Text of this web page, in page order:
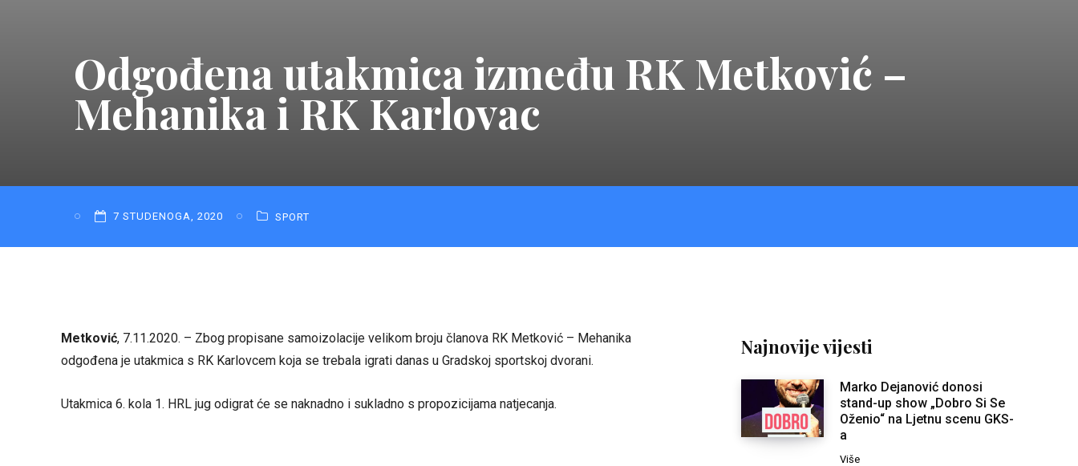
Odgođena utakmica između RK Metković –
Mehanika i RK Karlovac
7 STUDENOGA, 2020 SPORT
Metković, 7.11.2020. – Zbog propisane samoizolacije velikom broju članova RK Metković – Mehanika
odgođena je utakmica s RK Karlovcem koja se trebala igrati danas u Gradskoj sportskoj dvorani.
Utakmica 6. kola 1. HRL jug odigrat će se naknadno i sukladno s propozicijama natjecanja.
Najnovije vijesti
Marko Dejanović donosi
stand-up show „Dobro Si Se
Oženio“ na Ljetnu scenu GKS-
a
Više